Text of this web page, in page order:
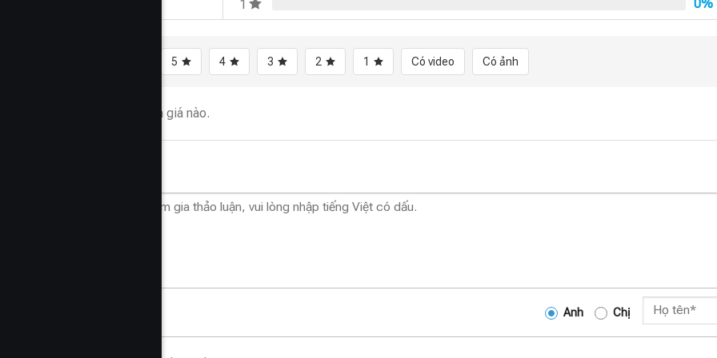
1
0%
5 4 3 2 1 Có video Có ảnh
Chưa có đánh giá nào.
Anh Chị